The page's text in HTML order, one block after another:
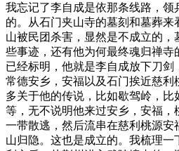
我忘记了李自成是依那条线路，领
的。从石门夹山寺的墓刻和墓葬
山被民团杀害，显然是不成立的
些事迹，还有他为何最终魂归禅
已经标明，他就是李自成放下刀
常德安乡，安福以及石门挨近慈利
多关于他的传说，比如歇驾岭，
等，无不说明他来过安乡，安福
一带散逃，然后流串在慈利桃源安
山归隐。这也是成立的。我梳理